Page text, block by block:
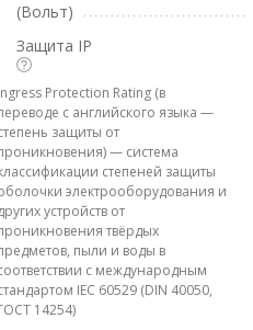
(Вольт)
Защита IP
Protection Rating (в
с английского языка —
защиты от
— система
степеней защиты
электрооборудования и
устройств от
твёрдых
пыли и воды в
с международным
IEC 60529 (DIN 40050,
14254)